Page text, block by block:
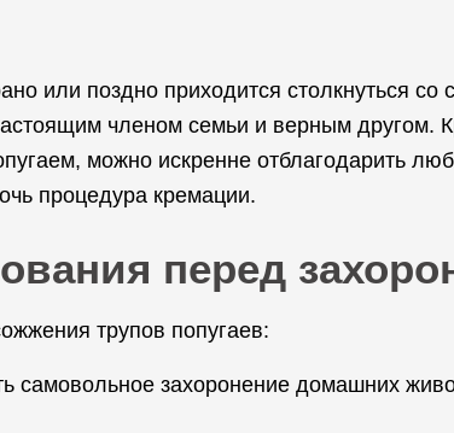
или поздно приходится столкнуться
членом семьи и верным другом.
можно искренне отблагодарить
процедура кремации.
перед
трупов попугаев:
самовольное захоронение домашних